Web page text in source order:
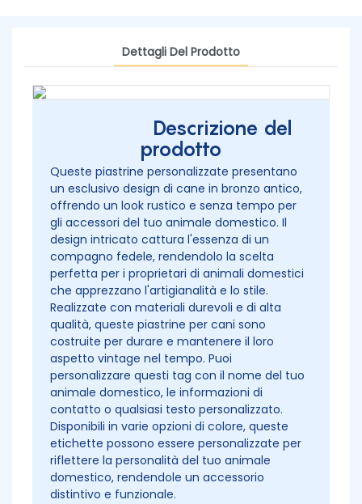
Dettagli Del Prodotto
Descrizione del
prodotto
Queste piastrine personalizzate presentano
un esclusivo design di cane in bronzo antico,
offrendo un look rustico e senza tempo per
gli accessori del tuo animale domestico. Il
design intricato cattura l'essenza di un
compagno fedele, rendendolo la scelta
perfetta per i proprietari di animali domestici
che apprezzano l'artigianalità e lo stile.
Realizzate con materiali durevoli e di alta
qualità, queste piastrine per cani sono
costruite per durare e mantenere il loro
aspetto vintage nel tempo. Puoi
personalizzare questi tag con il nome del tuo
animale domestico, le informazioni di
contatto o qualsiasi testo personalizzato.
Disponibili in varie opzioni di colore, queste
etichette possono essere personalizzate per
riflettere la personalità del tuo animale
domestico, rendendole un accessorio
distintivo e funzionale.